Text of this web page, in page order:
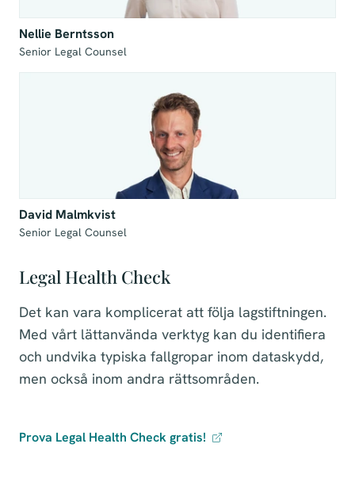
Nellie Berntsson
Senior Legal Counsel
David Malmkvist
Senior Legal Counsel
Legal Health Check
Det kan vara komplicerat att följa lagstiftningen.
Med vårt lättanvända verktyg kan du identifiera
och undvika typiska fallgropar inom dataskydd,
men också inom andra rättsområden.
Prova Legal Health Check gratis!